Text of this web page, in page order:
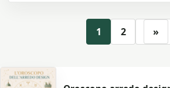
1 2 »